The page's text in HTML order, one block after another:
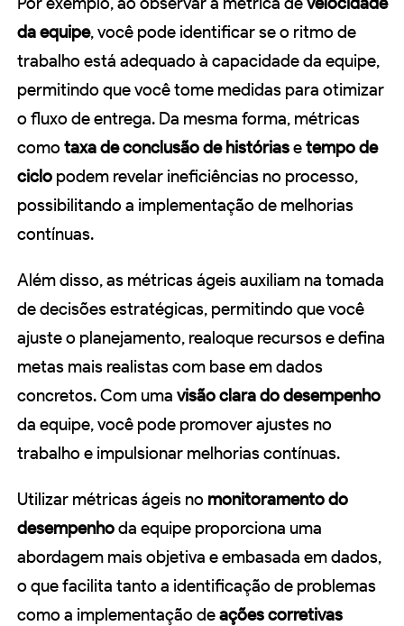
da equipe, você pode identificar se o ritmo de
trabalho está adequado à capacidade da equipe,
permitindo que você tome medidas para otimizar
o fluxo de entrega. Da mesma forma, métricas
como taxa de conclusão de históriasetempo de
ciclo podem revelar ineficiências no processo,
possibilitando a implementação de melhorias
contínuas.
Além disso, as métricas ágeis auxiliam na tomada
de decisões estratégicas, permitindo que você
ajuste o planejamento, realoque recursos e defina
metas mais realistas com base em dados
concretos. Com uma visão clara do desempenho
da equipe, você pode promover ajustes no
trabalho e impulsionar melhorias contínuas.
Utilizar métricas ágeis no monitoramento do
desempenhoda equipe proporciona uma
abordagem mais objetiva e embasada em dados,
o que facilita tanto a identificação de problemas
como a implementação deações corretivas